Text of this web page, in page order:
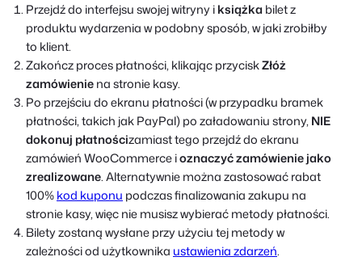
Przejdź do interfejsu swojej witryny iksiążkabilet z
produktu wydarzenia w podobny sposób, w jaki zrobiłby
to klient.
Zakończ proces płatności, klikając przyciskZłóż
zamówieniena stronie kasy.
Po przejściu do ekranu płatności (w przypadku bramek
płatności, takich jak PayPal) po załadowaniu strony,NIE
dokonuj płatnościzamiast tego przejdź do ekranu
zamówień WooCommerce ioznaczyć zamówienie jako
zrealizowane. Alternatywnie można zastosować rabat
100%kod kuponu podczas finalizowania zakupu na
stronie kasy, więc nie musisz wybierać metody płatności.
Bilety zostaną wysłane przy użyciu tej metody w
zależności od użytkownika ustawienia zdarzeń.